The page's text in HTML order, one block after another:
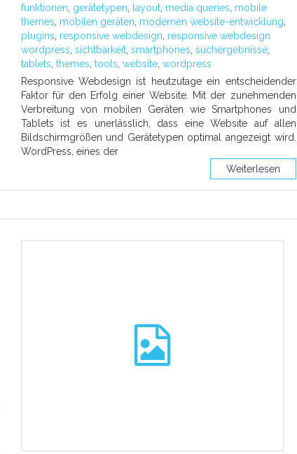
funktionen gerätetypen layout, media queries mobile
themes mobilen geräten modernen website-entwicklung
plugins responsive webdesign responsive webdesign
wordpress sichtbarkeit, smartphones suchergebnisse,
tablets themes tools website, wordpress
Responsive Webdesign ist heutzutage ein entscheidender
Faktor für den Erfolg einer Website. Mit der zunehmenden
Verbreitung von mobilen Geräten wie Smartphones und
Tablets ist es unerlässlich, dass eine Website auf allen
Bildschirmgrößen und Gerätetypen optimal angezeigt wird.
WordPress, eines der
Weiterlesen